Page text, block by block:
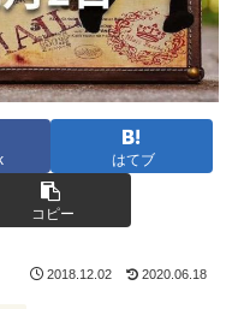
はてブ
コピー
2018.12.02 2020.06.18